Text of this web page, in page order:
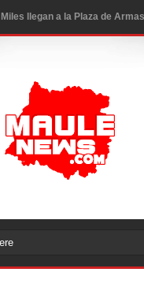
Miles llegan a la Plaza de
Chancho 2026
Torneo de Asadores reúne a 13
equipos en la Fiesta del Chancho
reforzar medidas y consulta